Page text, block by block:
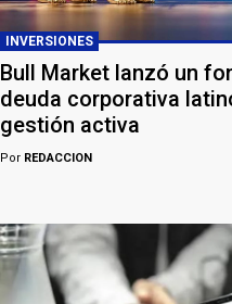
INVERSIONES
Bull Market lanzó un
deuda corporativa
gestión activa
Por REDACCION